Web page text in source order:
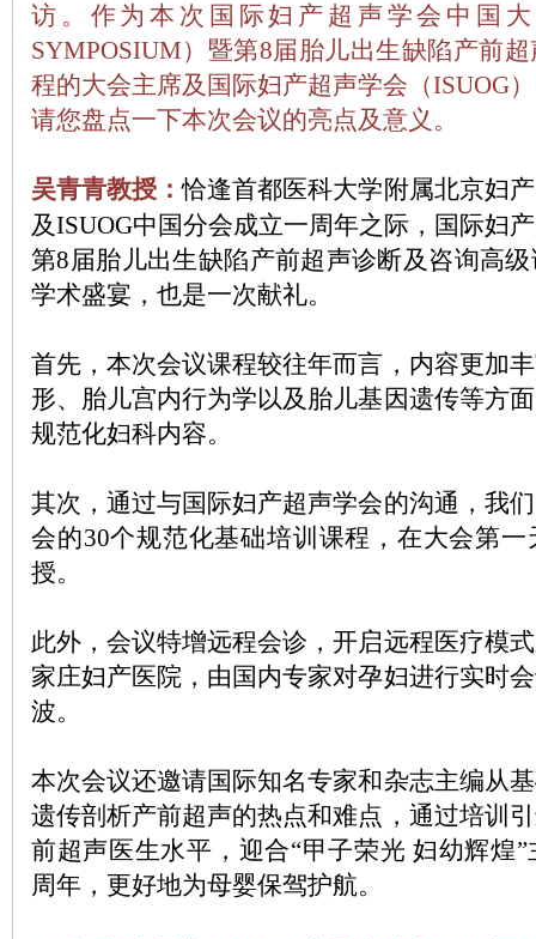
访。作为本次国际妇产超声学会中国大
SYMPOSIUM）暨第8届胎儿出生缺陷产前
程的大会主席及国际妇产超声学会（ISUOG
请您盘点一下本次会议的亮点及意义。
吴青青教授：恰逢首都医科大学附属北京妇
及ISUOG中国分会成立一周年之际，国际妇
第8届胎儿出生缺陷产前超声诊断及咨询高
学术盛宴，也是一次献礼。
首先，本次会议课程较往年而言，内容更加
形、胎儿宫内行为学以及胎儿基因遗传等方
规范化妇科内容。
其次，通过与国际妇产超声学会的沟通，我
会的30个规范化基础培训课程，在大会第
授。
此外，会议特增远程会诊，开启远程医疗模
家庄妇产医院，由国内专家对孕妇进行实时
波。
本次会议还邀请国际知名专家和杂志主编从
遗传剖析产前超声的热点和难点，通过培训
前超声医生水平，迎合“甲子荣光 妇幼辉煌
周年，更好地为母婴保驾护航。